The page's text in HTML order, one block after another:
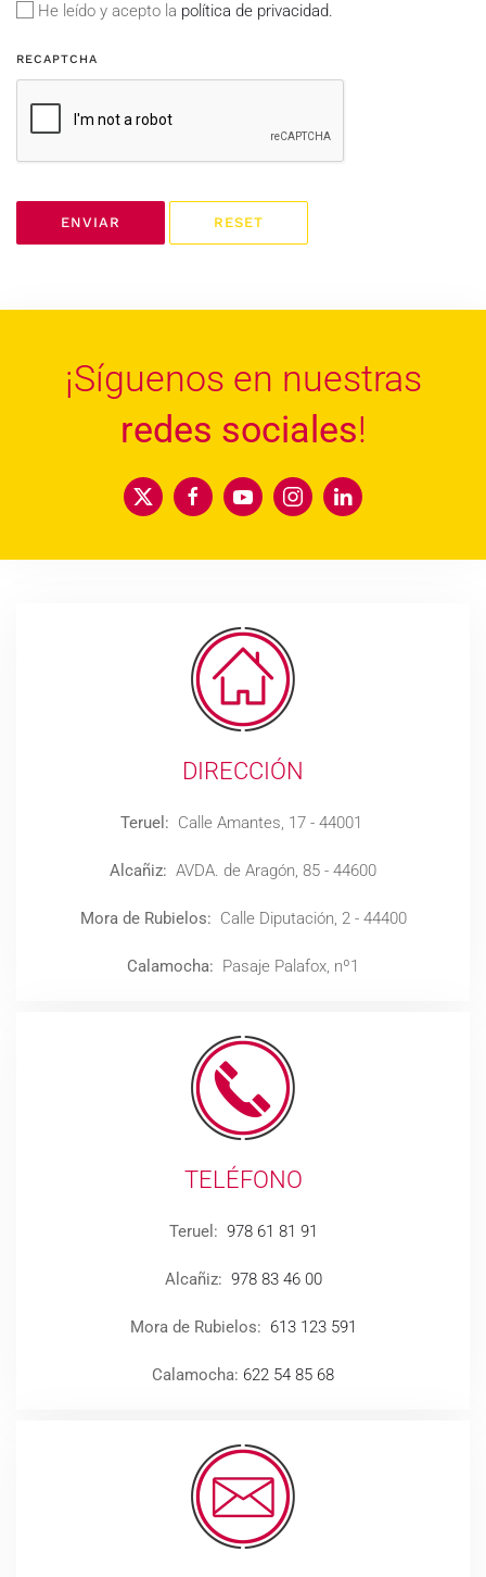
He leído y acepto la política de privacidad.
RECAPTCHA
ENVIAR RESET
¡Síguenos en nuestras
redes sociales!
DIRECCIÓN
Teruel: Calle Amantes, 17 - 44001
Alcañiz: AVDA. de Aragón, 85 - 44600
Mora de Rubielos: Calle Diputación, 2 - 44400
Calamocha: Pasaje Palafox, nº1
TELÉFONO
Teruel: 978 61 81 91
Alcañiz: 978 83 46 00
Mora de Rubielos: 613 123 591
Calamocha: 622 54 85 68